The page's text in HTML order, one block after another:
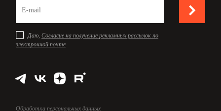
Даю, Согласие на получение рекламных рассылок по
электронной почте
Обработка персональных данных